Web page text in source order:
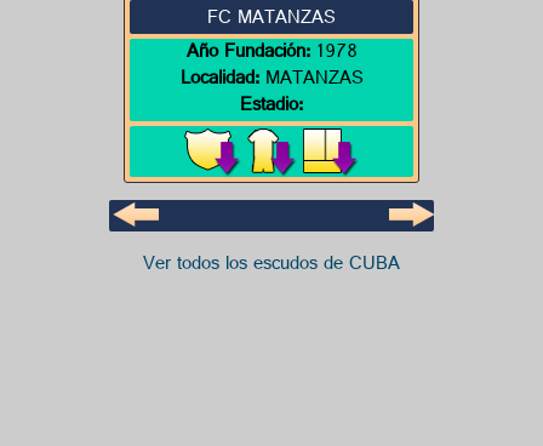
FC MATANZAS
Año Fundación:1978
Localidad:MATANZAS
Estadio:
Ver todos los escudos de CUBA